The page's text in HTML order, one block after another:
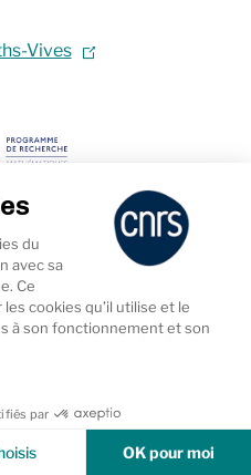
Vives
du
avec sa
Ce
cookies qu’il utilise et le
à son fonctionnement et son
par
OK pour moi